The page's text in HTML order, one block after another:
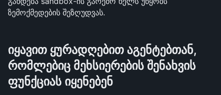
ზემოქმედების შეზღუდვას.
იყავით ყურადღებით აგენტებთან,
რომლებიც მეხსიერების შენახვის
ფუნქციას იყენებენ